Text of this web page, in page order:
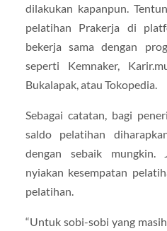
dilakukan kapanpun.
pelatihan Prakerja di
bekerja sama dengan
seperti Kemnaker,
Bukalapak, atau Tokopedia.
Sebagai catatan, bagi
saldo pelatihan
dengan sebaik mungkin.
nyiakan kesempatan
pelatihan.
“Untuk sobi-sobi yang